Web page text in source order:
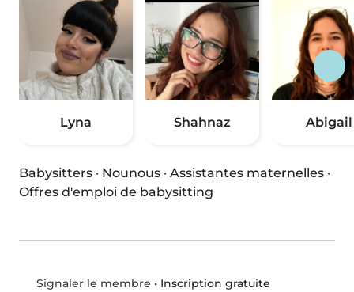
Lyna Shahnaz Abigail
Babysitters · Nounous · Assistantes maternelles ·
Offres d'emploi de babysitting
Signaler le membre • Inscription gratuite